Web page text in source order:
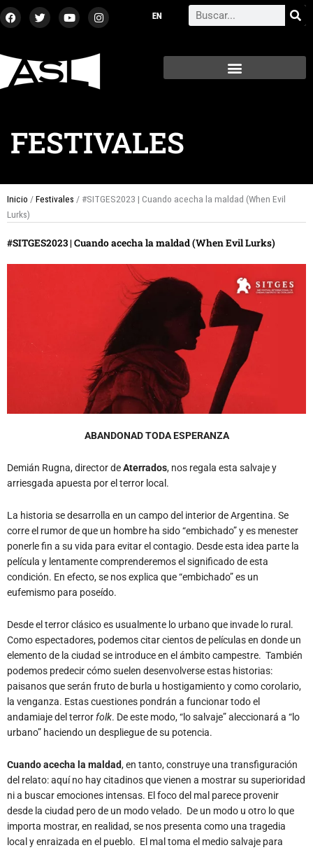
al
F
a
c
o
k
T
w
i
e
r
Y
o
u
b
I
n
s
a
Search
FESTIVALES
Inicio /Festivales / #SITGES2023 | Cuando acecha la maldad (When Evil
Lurks)
#SITGES2023 | Cuando acecha la maldad (When Evil Lurks)
ABANDONAD TODA ESPERANZA
Demián Rugna, director deAterrados, nos regala esta salvaje y
arriesgada apuesta por el terror local.
La historia se desarrolla en un campo del interior de Argentina. Se
corre el rumor de que un hombre ha sido “embichado” y es menester
ponerle fin a su vida para evitar el contagio. Desde esta idea parte la
película y lentamente comprenderemos el significado de esta
condición. En efecto, se nos explica que “embichado” es un
eufemismo para poseído.
Desde el terror clásico es usualmente lo urbano que invade lo rural.
Como espectadores, podemos citar cientos de películas en donde un
elemento de la ciudad se introduce en el ámbito campestre. También
podemos predecir cómo suelen desenvolverse estas historias:
paisanos que serán fruto de burla u hostigamiento y como corolario,
la venganza. Estas cuestiones pondrán a funcionar todo el
andamiaje del terrorfolk. De este modo, “lo salvaje” aleccionará a “lo
urbano” haciendo un despliegue de su potencia.
Cuando acecha la maldad, en tanto, construye una transfiguración
del relato: aquí no hay citadinos que vienen a mostrar su superioridad
ni a buscar emociones intensas. El foco del mal parece provenir
desde la ciudad pero de un modo velado. De un modo u otro lo que
importa mostrar, en realidad, se nos presenta como una tragedia
local y enraizada en el pueblo. El mal toma el medio salvaje para